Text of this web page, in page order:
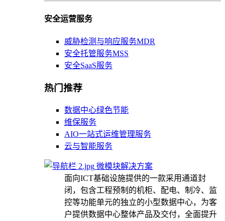
安全运营服务
威胁检测与响应服务MDR
安全托管服务MSS
安全SaaS服务
热门推荐
数据中心绿色节能
维保服务
AIO一站式运维管理服务
云与智能服务
微模块解决方案
面向ICT基础设施提供的一款采用通道封
闭，包含工程预制的机柜、配电、制冷、监
控等功能单元的独立的小型数据中心，为客
户提供数据中心整体产品及交付，全面提升